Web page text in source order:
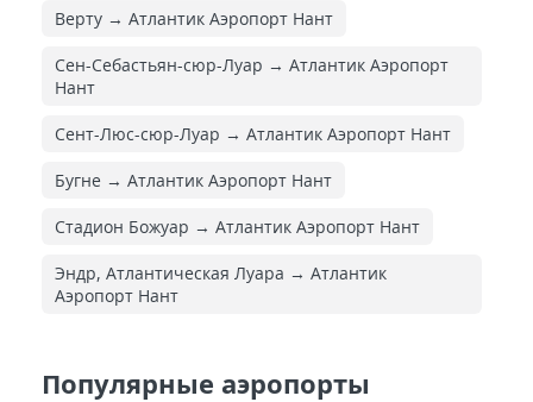
Верту → Атлантик Аэропорт Нант
Сен-Себастьян-сюр-Луар → Атлантик Аэропорт
Нант
Сент-Люс-сюр-Луар → Атлантик Аэропорт Нант
Бугне → Атлантик Аэропорт Нант
Стадион Божуар → Атлантик Аэропорт Нант
Эндр, Атлантическая Луара → Атлантик
Аэропорт Нант
Популярные аэропорты